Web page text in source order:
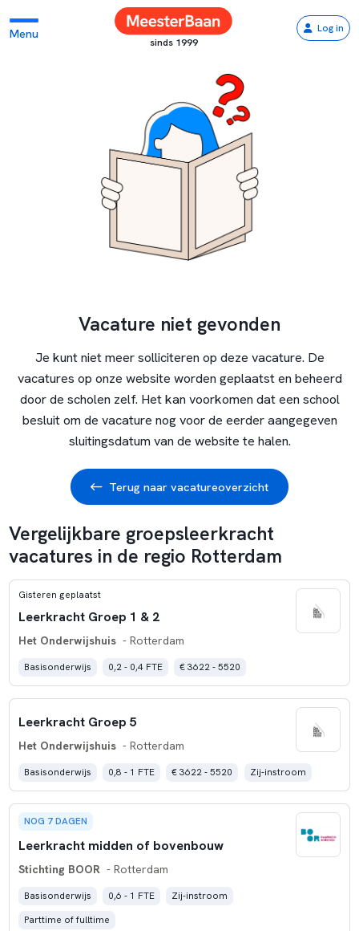
Menu
sinds 1999
Log in
Vacature niet gevonden
Je kunt niet meer solliciteren op deze vacature. De
vacatures op onze website worden geplaatst en beheerd
door de scholen zelf. Het kan voorkomen dat een school
besluit om de vacature nog voor de eerder aangegeven
sluitingsdatum van de website te halen.
Terug naar vacatureoverzicht
Vergelijkbare groepsleerkracht
vacatures in de regio Rotterdam
Gisteren geplaatst
Leerkracht Groep 1 & 2
Het Onderwijshuis - Rotterdam
Basisonderwijs 0,2 - 0,4 FTE € 3622 - 5520
Leerkracht Groep 5
Het Onderwijshuis - Rotterdam
Basisonderwijs 0,8 - 1 FTE € 3622 - 5520 Zij-instroom
NOG 7 DAGEN
Leerkracht midden of bovenbouw
Stichting BOOR - Rotterdam
Basisonderwijs 0,6 - 1 FTE
Zij-instroom
Parttime of fulltime